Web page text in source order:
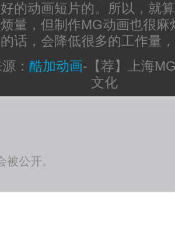
的动画短片的。所以，就
量，但制作MG动画也很
话，会降低很多的工作量
：酷加动画- 【荐】上海
文化
公开。